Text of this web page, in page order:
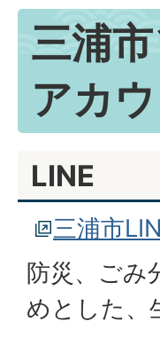
三浦
アカ
LINE
三浦市
防災、ごみ
めとした、